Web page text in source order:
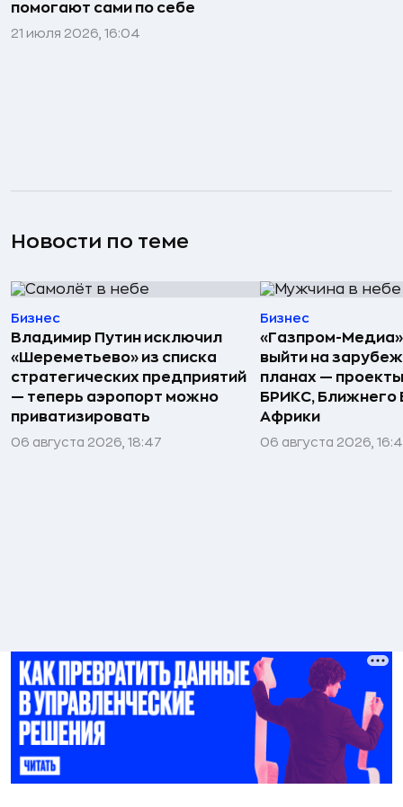
помогают сами по себе
21 июля 2026, 16:04
Новости по теме
Бизнес
Владимир Путин исключил
«Шереметьево» из списка
стратегических предприятий
— теперь аэропорт можно
приватизировать
06 августа 2026, 18:47
Бизнес
«Газпром-Медиа»
выйти на
планах —
БРИКС, Ближнего
Африки
06 августа 2026,